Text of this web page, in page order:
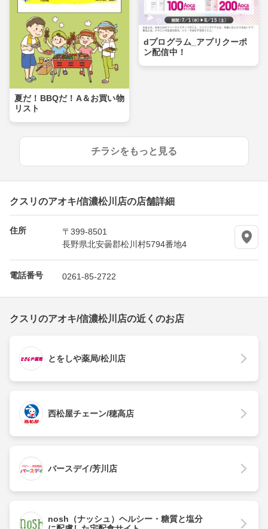
夏だ！BBQだ！A＆お買い物
リスト
dプログラム_アプリクーポ
ン配信中！
チラシをもっと見る
クスリのアオキ/信濃松川店の店舗詳細
住所
〒399-8501
長野県北安曇郡松川村5794番地4
電話番号 0261-85-2722
クスリのアオキ/信濃松川店の近くのお店
とをしや薬局/松川店
西松屋チェーン/穂高店
バースデイ/芳川店
nosh（ナッシュ）ヘルシー・糖質と塩分